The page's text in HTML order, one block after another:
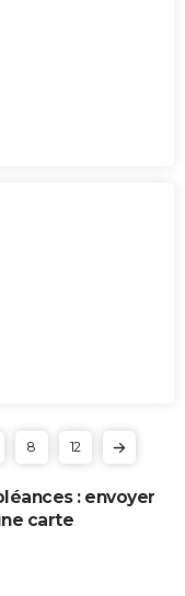
8 12
: envoyer
carte